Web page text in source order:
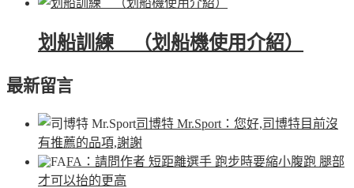
划船訓練 （划船機使用介紹）
最新留言
司博特 Mr.Sport ：您好,司博特目前沒
有推薦的品項,謝謝
FA ：請問作者 短距離選手 跑步時要縮小腹跑 腿部
才可以抬的更高